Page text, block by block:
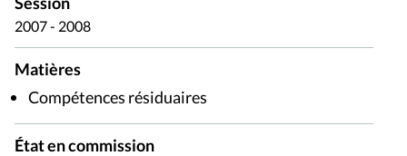
2007 - 2008
Matières
Compétences résiduaires
État en commission